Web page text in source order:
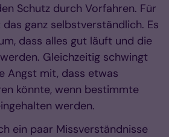
Schutz durch Vorfahren. Für
ganz selbstverständlich. Es
dass alles gut läuft und die
Gleichzeitig schwingt
Angst mit, dass etwas
könnte, wenn bestimmte
werden.
ein paar Missverständnisse